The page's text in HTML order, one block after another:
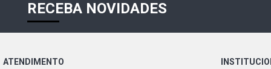
RECEBA NOVIDADES
ATENDIMENTO